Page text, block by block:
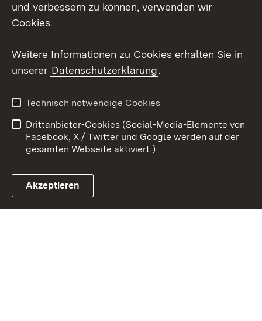
Link zum Landesportal
Barrierefreiheit
Benutzungshinweise
Impressum
Cookies
und verbessern zu können, verwenden wir
Cookies.
Weitere Informationen zu Cookies erhalten Sie in
unserer Datenschutzerklärung.
Technisch notwendige Cookies
Drittanbieter-Cookies (Social-Media-Elemente von
Facebook, X / Twitter und Google werden auf der
gesamten Webseite aktiviert.)
Akzeptieren